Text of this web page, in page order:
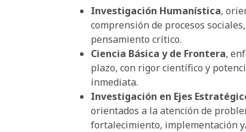
Investigación Humanística,
comprensión de procesos
pensamiento crítico.
Ciencia Básica y de Frontera,
plazo, con rigor científico y
inmediata.
Investigación en Ejes
orientados a la atención de
fortalecimiento, implementación